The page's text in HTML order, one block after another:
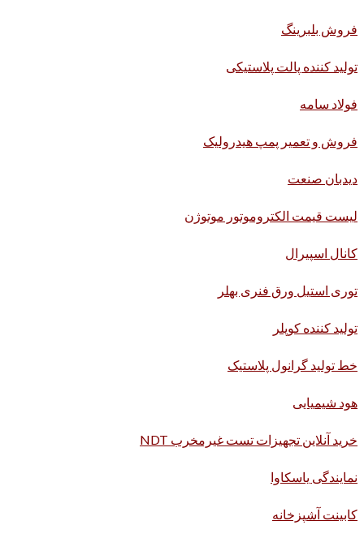
فروش بلبرینگ
تولید کننده پالت پلاستیکی
فولاد سامه
فروش و تعمیر پمپ هیدرولیک
دیدبان صنعت
لیست قیمت الکتروموتور موتوژن
کانال اسپیرال
توری استیل ورق فنری بهلر
تولید کننده کوپلر
خط تولید گرانول پلاستیک
هود شیمیایی
خرید آنلاین تجهیزات تست غیرمخرب NDT
نمایندگی یاسکاوا
کابینت آشپزخانه